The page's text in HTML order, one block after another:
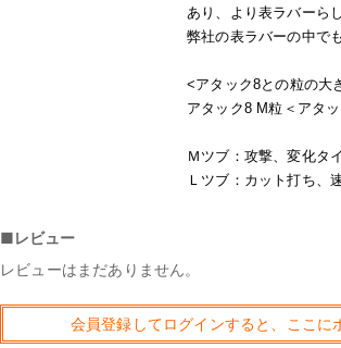
あり、より表ラバーら
弊社の表ラバーの中で
<アタック8との粒の大
アタック8 M粒＜アタ
Ｍツブ：攻撃、変化タ
Ｌツブ：カット打ち、
■レビュー
レビューはまだありません。
会員登録してログインすると、ここ